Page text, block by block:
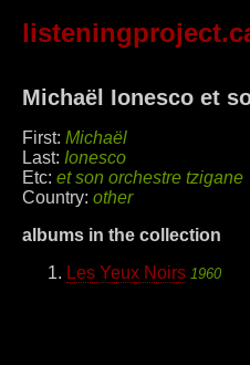
Michaël Ionesco et
First: Michaël
Last: Ionesco
Etc: et son orchestre tzigane
Country: other
albums in the collection
Les Yeux Noirs 1960